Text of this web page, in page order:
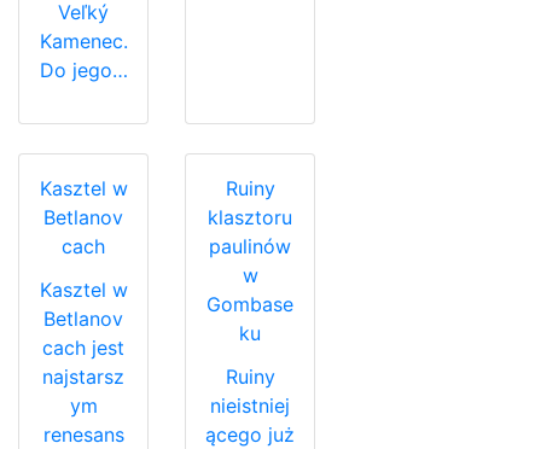
Veľký
Kamenec.
Do jego…
Kasztel w
Betlanov
cach
Kasztel w
Betlanov
cach jest
najstarsz
ym
renesans
Ruiny
klasztoru
paulinów
w
Gombase
ku
Ruiny
nieistniej
ącego już